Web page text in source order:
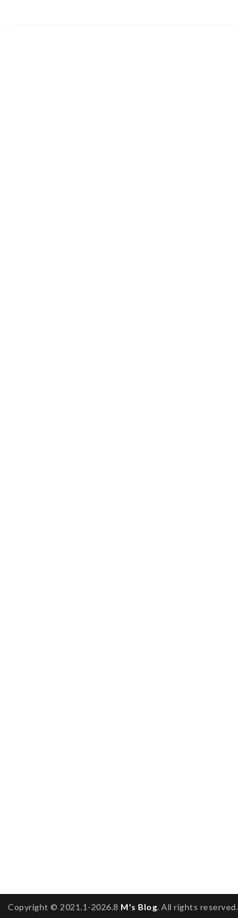
Copyright © 2021.1-2026.8 M's Blog. All rights reserved.